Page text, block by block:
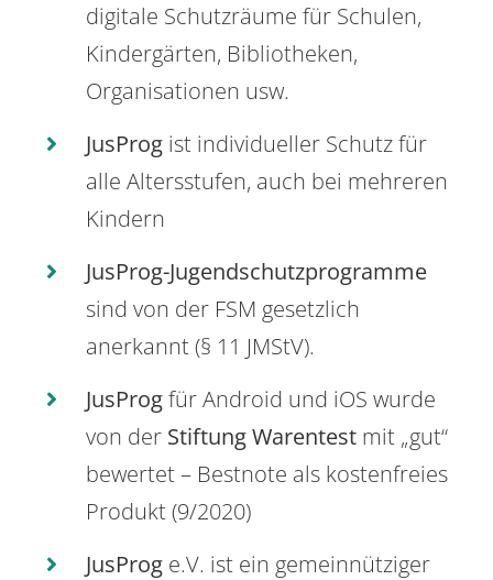
digitale Schutzräume für Schulen,
Kindergärten, Bibliotheken,
Organisationen usw.
JusProg ist individueller Schutz für
alle Altersstufen, auch bei mehreren
Kindern
JusProg-Jugendschutzprogramme
sind von der FSM gesetzlich
anerkannt (§ 11 JMStV).
JusProgfür Android und iOS wurde
von der Stiftung Warentest mit „gut“
bewertet – Bestnote als kostenfreies
Produkt (9/2020)
JusProg e.V. ist ein gemeinnütziger